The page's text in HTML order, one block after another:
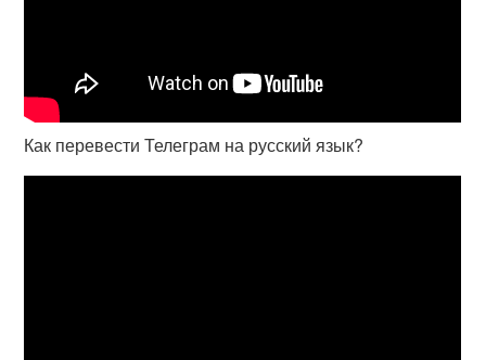
Как перевести Телеграм на русский язык?